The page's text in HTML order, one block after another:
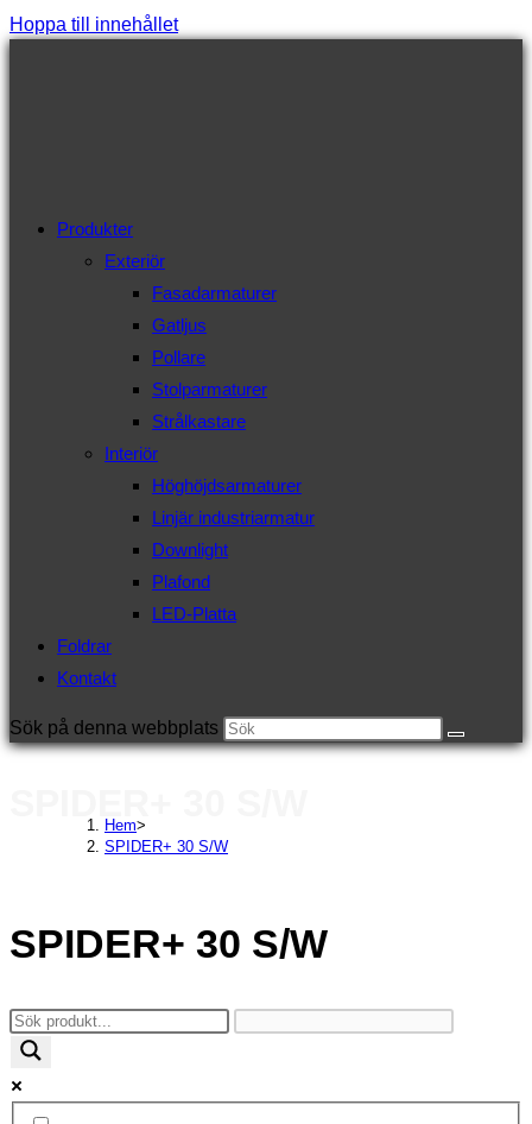
Hoppa till innehållet
Produkter
Exteriör
Fasadarmaturer
Gatljus
Pollare
Stolparmaturer
Strålkastare
Interiör
Höghöjdsarmaturer
Linjär industriarmatur
Downlight
Plafond
LED-Platta
Foldrar
Kontakt
Sök på denna webbplats
Hem>
SPIDER+ 30 S/W
SPIDER+ 30 S/W